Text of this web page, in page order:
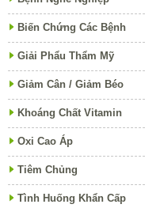
Biến Chứng Các Bệnh
Giải Phẩu Thẩm Mỹ
Giảm Cân / Giảm Béo
Khoáng Chất Vitamin
Oxi Cao Áp
Tiêm Chủng
Tình Huống Khẩn Cấp